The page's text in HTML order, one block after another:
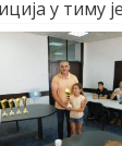
у тиму